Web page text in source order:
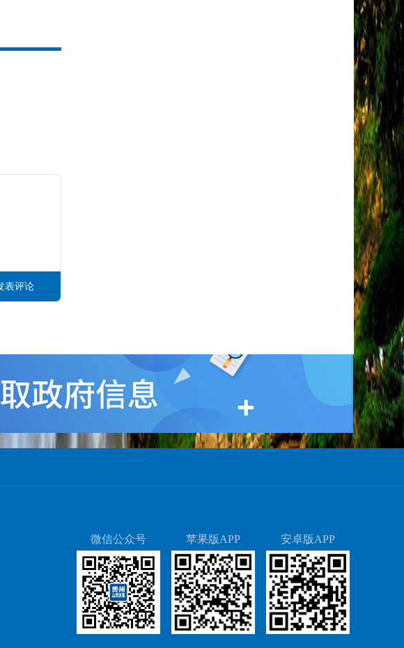
表评论
微信公众号 苹果版APP 安卓版APP